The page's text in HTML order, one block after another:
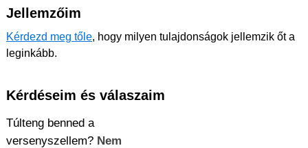
Jellemzőim
Kérdezd meg tőle, hogy milyen tulajdonságok jellemzik őt a
leginkább.
Kérdéseim és válaszaim
Túlteng benned a
versenyszellem? Nem